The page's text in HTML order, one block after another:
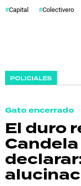
Capital Colectivero
POLICIALES
Gato encerrado
El duro